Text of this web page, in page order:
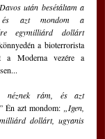
után besétáltam a
és azt mondom a
egymilliárd dollárt
a bioterrorista
a Moderna vezére a
néznek rám, és azt
” Én azt mondom:
„Igen,
dollárt, ugyanis